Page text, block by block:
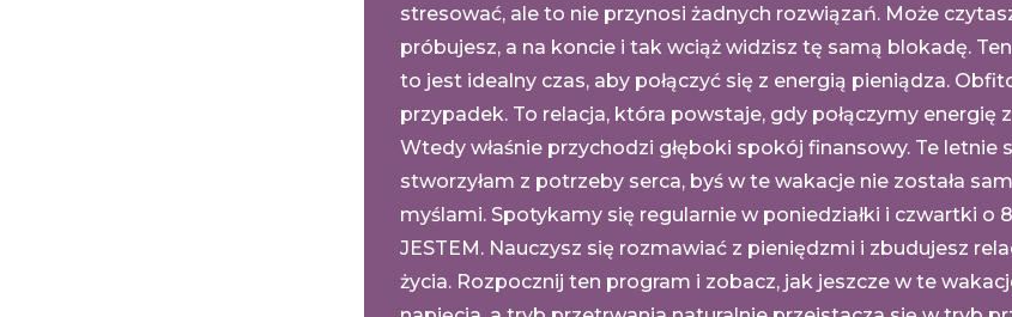
stresować, ale to nie przynosi żadnych rozwiązań. Może
próbujesz, a na koncie i tak wciąż widzisz tę samą blokadę.
to jest idealny czas, aby połączyć się z energią pieniądza.
przypadek. To relacja, która powstaje, gdy połączymy energię
Wtedy właśnie przychodzi głęboki spokój finansowy. Te letnie
stworzyłam z potrzeby serca, byś w te wakacje nie została
myślami. Spotykamy się regularnie w poniedziałki i czwartki o
JESTEM. Nauczysz się rozmawiać z pieniędzmi i zbudujesz
życia. Rozpocznij ten program i zobacz, jak jeszcze w te